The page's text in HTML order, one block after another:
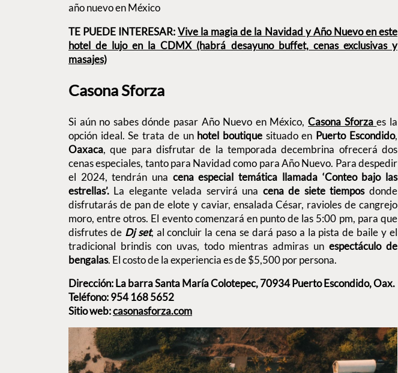
año nuevo en México
TE PUEDE INTERESAR:Vive la magia de la Navidad y Año Nuevo en este
hotel de lujo en la CDMX (habrá desayuno buffet, cenas exclusivas y
masajes)
Casona Sforza
Si aún no sabes dónde pasar Año Nuevo en México,Casona Sforzaes la
opción ideal. Se trata de un hotel boutique situado en Puerto Escondido,
Oaxaca, que para disfrutar de la temporada decembrina ofrecerá dos
cenas especiales, tanto para Navidad como para Año Nuevo. Para despedir
el 2024, tendrán una cena especial temática llamada ‘Conteo bajo las
estrellas’. La elegante velada servirá una cena de siete tiemposdonde
disfrutarás de pan de elote y caviar, ensalada César, ravioles de cangrejo
moro, entre otros. El evento comenzará en punto de las 5:00 pm, para que
disfrutes deDj set, al concluir la cena se dará paso a la pista de baile y el
tradicional brindis con uvas, todo mientras admiras un espectáculo de
bengalas. El costo de la experiencia es de $5,500 por persona.
Dirección: La barra Santa María Colotepec, 70934 Puerto Escondido, Oax.
Teléfono: 954 168 5652
Sitio web:casonasforza.com